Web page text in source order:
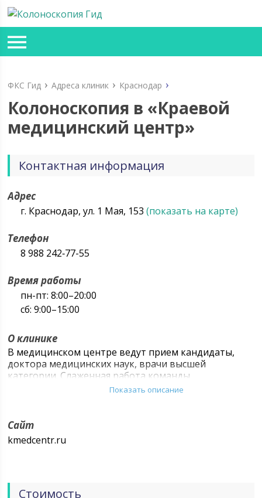
ФКС Гид Адреса клиник Краснодар
Колоноскопия в «Краевой
медицинский центр»
Контактная информация
Адрес
г. Краснодар, ул. 1 Мая, 153(показать на карте)
Телефон
8 988 242‑77-55
Время работы
пн-пт: 8:00–20:00
сб: 9:00–15:00
О клинике
В медицинском центре ведут прием кандидаты,
доктора медицинских наук, врачи высшей
категории. Слаженная работа команды
специалистов – это не только залог успеха и
науки: лечение людей и обеспечение им высокого
качества жизни, возможности спокойно трудиться
для благосостояния себя и своей семьи.
Показать описание
Сайт
kmedcentr.ru
Стоимость